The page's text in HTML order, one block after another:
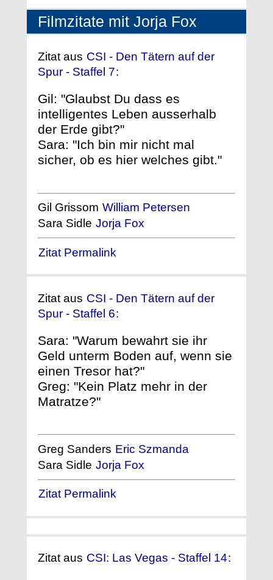
Filmzitate mit Jorja Fox
Zitat aus CSI - Den Tätern auf der
Spur - Staffel 7:
Gil: "Glaubst Du dass es
intelligentes Leben ausserhalb
der Erde gibt?"
Sara: "Ich bin mir nicht mal
sicher, ob es hier welches gibt."
Gil Grissom William Petersen
Sara Sidle Jorja Fox
Zitat Permalink
Zitat aus CSI - Den Tätern auf der
Spur - Staffel 6:
Sara: "Warum bewahrt sie ihr
Geld unterm Boden auf, wenn sie
einen Tresor hat?"
Greg: "Kein Platz mehr in der
Matratze?"
Greg Sanders Eric Szmanda
Sara Sidle Jorja Fox
Zitat Permalink
Zitat aus CSI: Las Vegas - Staffel 14: